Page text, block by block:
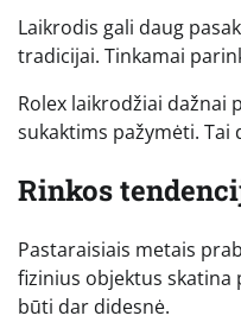
Laikrodis gali daug
tradicijai. Tinkamai
Rolex laikrodžiai dažnai
sukaktims pažymėti.
Rinkos
Pastaraisiais metais
fizinius objektus skatina
būti dar didesnė.